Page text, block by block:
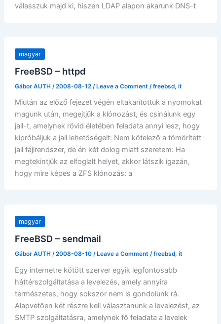
válasszuk majd ki, hiszen LDAP alapon akarunk DNS-t
magyar
FreeBSD – httpd
Gábor AUTH /2008-08-12 /Leave a Comment /freebsd, it
Miután az előző fejezet végén eltakarítottuk a nyomokat
magunk után, megejtjük a klónozást, és csinálunk egy
jail-t, amelynek rövid életében feladata annyi lesz, hogy
kipróbáljuk a jail lehetőségeit: Nem kötelező a tömörített
jail fájlrendszer, de én két dolog miatt szeretem: Ha
megtekintjük az elfoglalt helyet, akkor látszik igazán,
hogy mire képes a ZFS klónozás: a
magyar
FreeBSD – sendmail
Gábor AUTH /2008-08-10 / Leave a Comment /freebsd, it
Egy internetre kötött szerver egyik legfontosabb
háttérszolgáltatása a levelezés, amely annyira
természetes, hogy sokszor nem is gondolunk rá.
Alapvetően két részre kell választanunk a levelezést, az
SMTP szolgáltatásra, amelynek fő feladata a levelek